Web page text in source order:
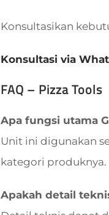
Konsultasikan
Konsultasi via
FAQ – Pizza Tools
Apa fungsi utama
Unit ini digunakan
kategori produknya.
Apakah detail